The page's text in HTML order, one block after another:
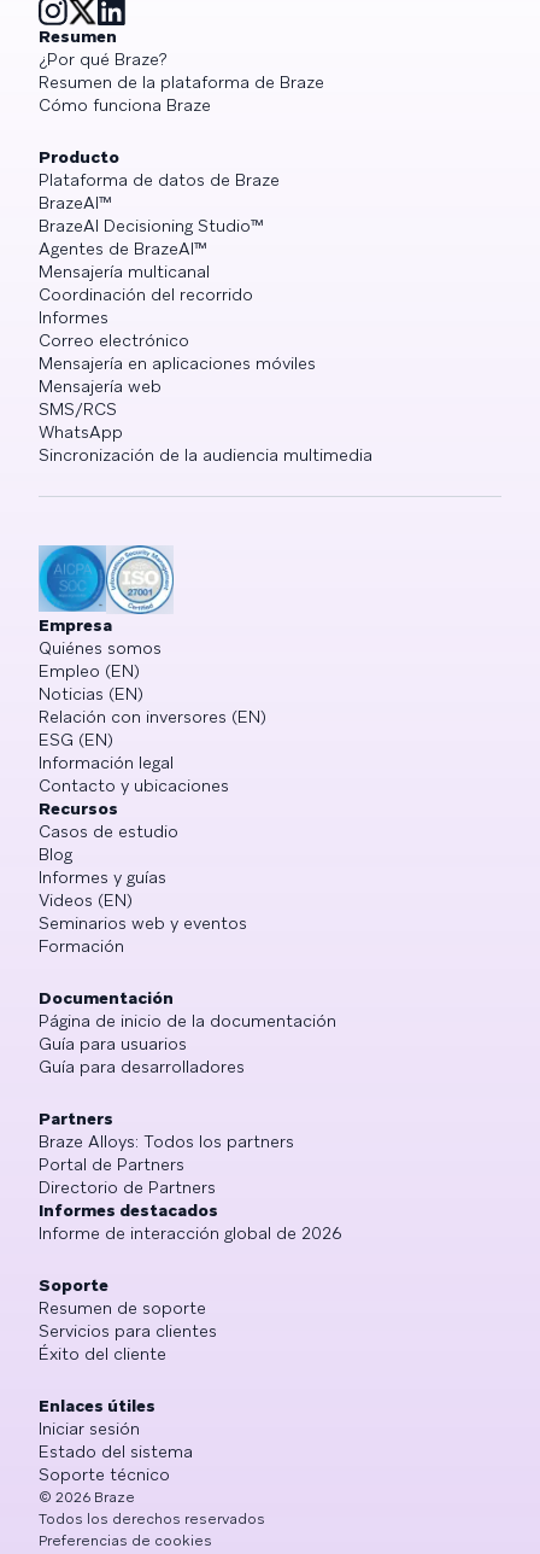
Resumen
¿Por qué Braze?
Resumen de la plataforma de Braze
Cómo funciona Braze
Producto
Plataforma de datos de Braze
BrazeAI™
BrazeAI Decisioning Studio™
Agentes de BrazeAI™
Mensajería multicanal
Coordinación del recorrido
Informes
Correo electrónico
Mensajería en aplicaciones móviles
Mensajería web
SMS/RCS
WhatsApp
Sincronización de la audiencia multimedia
Empresa
Quiénes somos
Empleo (EN)
Noticias (EN)
Relación con inversores (EN)
ESG (EN)
Información legal
Contacto y ubicaciones
Recursos
Casos de estudio
Blog
Informes y guías
Videos (EN)
Seminarios web y eventos
Formación
Documentación
Página de inicio de la documentación
Guía para usuarios
Guía para desarrolladores
Partners
Braze Alloys: Todos los partners
Portal de Partners
Directorio de Partners
Informes destacados
Informe de interacción global de 2026
Soporte
Resumen de soporte
Servicios para clientes
Éxito del cliente
Enlaces útiles
Iniciar sesión
Estado del sistema
Soporte técnico
© 2026 Braze
Todos los derechos reservados
Preferencias de cookies